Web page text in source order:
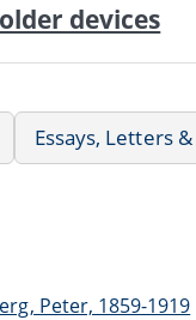
devices
Essays, Letters
Peter, 1859-1919